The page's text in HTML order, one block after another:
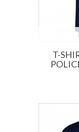
T-